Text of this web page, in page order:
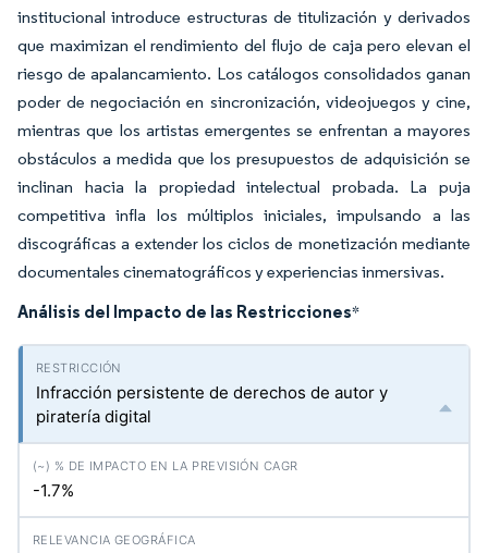
institucional introduce estructuras de titulización y derivados
que maximizan el rendimiento del flujo de caja pero elevan el
riesgo de apalancamiento. Los catálogos consolidados ganan
poder de negociación en sincronización, videojuegos y cine,
mientras que los artistas emergentes se enfrentan a mayores
obstáculos a medida que los presupuestos de adquisición se
inclinan hacia la propiedad intelectual probada. La puja
competitiva infla los múltiplos iniciales, impulsando a las
discográficas a extender los ciclos de monetización mediante
documentales cinematográficos y experiencias inmersivas.
Análisis del Impacto de las Restricciones*
Infracción persistente de derechos de autor y
piratería digital
-1.7%